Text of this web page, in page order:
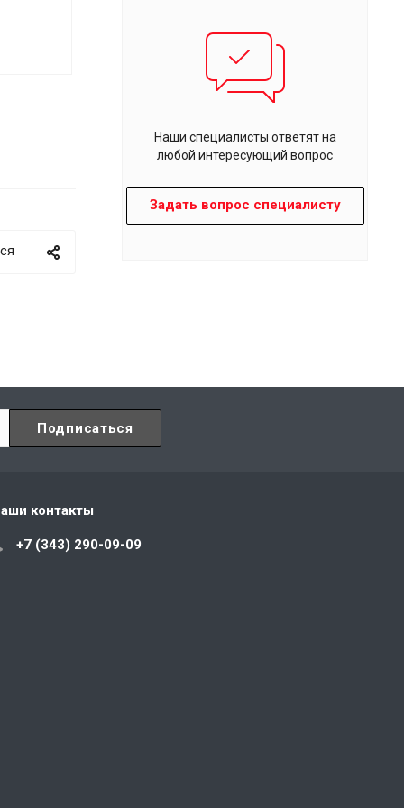
Наши специалисты ответят на
любой интересующий вопрос
Задать вопрос специалисту
контакты
+7 (343) 290-09-09